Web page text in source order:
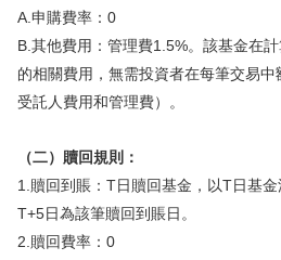
A.申購費率：0
B.其他費用：管理費1.5%。該基金在
的相關費用，無需投資者在每筆交易中
受託人費用和管理費）。
（二）贖回規則：
1.贖回到賬：T日贖回基金，以T日基金
T+5日為該筆贖回到賬日。
2.贖回費率：0